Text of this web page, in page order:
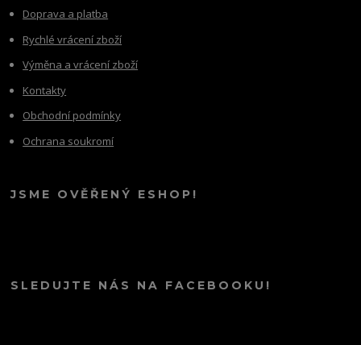
Doprava a platba
Rychlé vrácení zboží
Výměna a vrácení zboží
Kontakty
Obchodní podmínky
Ochrana soukromí
JSME OVĚŘENÝ ESHOP!
SLEDUJTE NÁS NA FACEBOOKU!